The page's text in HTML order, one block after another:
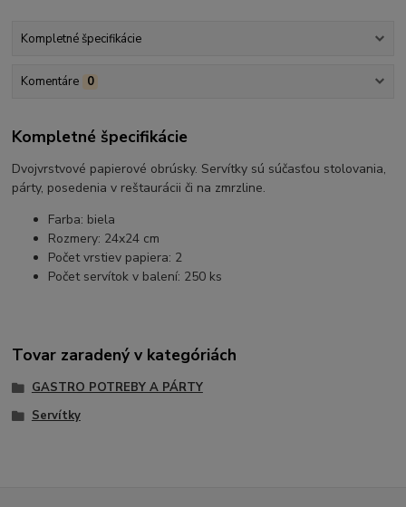
Kompletné špecifikácie
Komentáre 0
Kompletné špecifikácie
Dvojvrstvové papierové obrúsky. Servítky sú súčasťou stolovania,
párty, posedenia v reštaurácii či na zmrzline.
Farba: biela
Rozmery: 24x24 cm
Počet vrstiev papiera: 2
Počet servítok v balení: 250 ks
Tovar zaradený v kategóriách
GASTRO POTREBY A PÁRTY
Servítky